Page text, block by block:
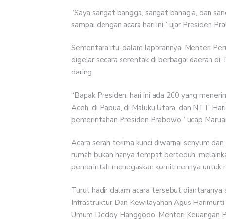
“Saya sangat bangga, sangat bahagia, dan
sampai dengan acara hari ini,” ujar Presiden
Sementara itu, dalam laporannya, Menteri
digelar secara serentak di berbagai daerah di
daring.
“Bapak Presiden, hari ini ada 200 yang
Aceh, di Papua, di Maluku Utara, dan NTT.
pemerintahan Presiden Prabowo,” ucap
Acara serah terima kunci diwarnai senyum
rumah bukan hanya tempat berteduh,
pemerintah menegaskan komitmennya untuk
Turut hadir dalam acara tersebut
Infrastruktur Dan Kewilayahan Agus
Umum Doddy Hanggodo, Menteri Keuangan